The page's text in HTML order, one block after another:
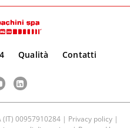
Qualità Contatti
YouTubeLinkedIn
(IT) 00957910284 | Privacy policy |